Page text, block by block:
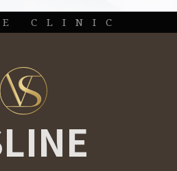
CLINIC